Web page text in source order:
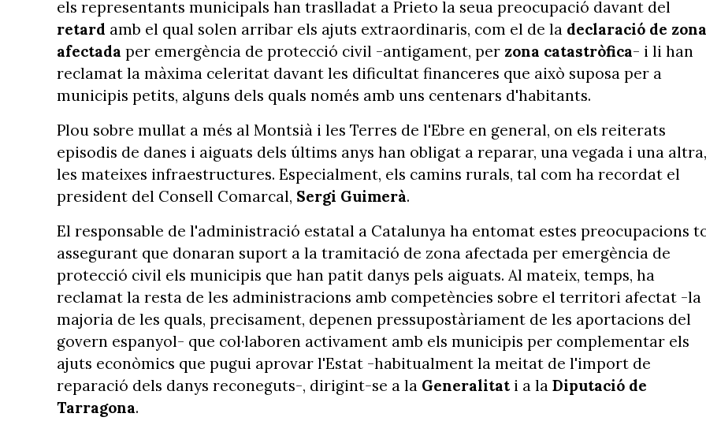
els representants municipals han traslladat a Prieto la seua preocupació davant del
retard amb el qual solen arribar els ajuts extraordinaris, com el de la declaració de zona
afectada per emergència de protecció civil -antigament, per zona catastròfica- i li han
reclamat la màxima celeritat davant les dificultat financeres que això suposa per a
municipis petits, alguns dels quals només amb uns centenars d'habitants.
Plou sobre mullat a més al Montsià i les Terres de l'Ebre en general, on els reiterats
episodis de danes i aiguats dels últims anys han obligat a reparar, una vegada i una altra,
les mateixes infraestructures. Especialment, els camins rurals, tal com ha recordat el
president del Consell Comarcal, Sergi Guimerà.
El responsable de l'administració estatal a Catalunya ha entomat estes preocupacions
assegurant que donaran suport a la tramitació de zona afectada per emergència de
protecció civil els municipis que han patit danys pels aiguats. Al mateix, temps, ha
reclamat la resta de les administracions amb competències sobre el territori afectat -la
majoria de les quals, precisament, depenen pressupostàriament de les aportacions del
govern espanyol- que col·laboren activament amb els municipis per complementar els
ajuts econòmics que pugui aprovar l'Estat -habitualment la meitat de l'import de
reparació dels danys reconeguts-, dirigint-se a la Generalitati a la Diputació de
Tarragona.